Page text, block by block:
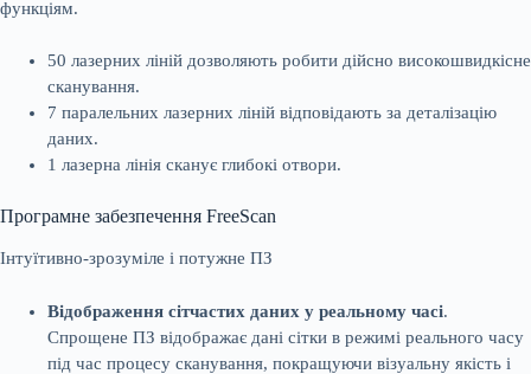
функціям.
50 лазерних ліній дозволяють робити дійсно високошвидкісне
сканування.
7 паралельних лазерних ліній відповідають за деталізацію
даних.
1 лазерна лінія сканує глибокі отвори.
Програмне забезпечення FreeScan
Інтуїтивно-зрозуміле і потужне ПЗ
Відображення сітчастих даних у реальному часі.
Спрощене ПЗ відображає дані сітки в режимі реального часу
під час процесу сканування, покращуючи візуальну якість і